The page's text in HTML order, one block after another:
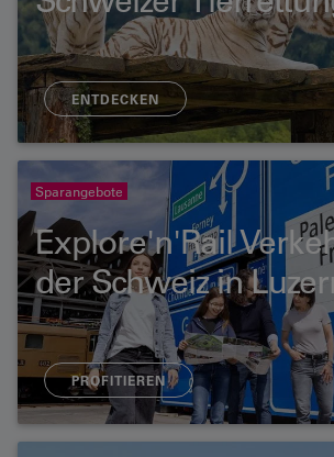
ENTDECKEN
Sparangebote
Explore'n'Rail
der Schweiz in
PROFITIEREN